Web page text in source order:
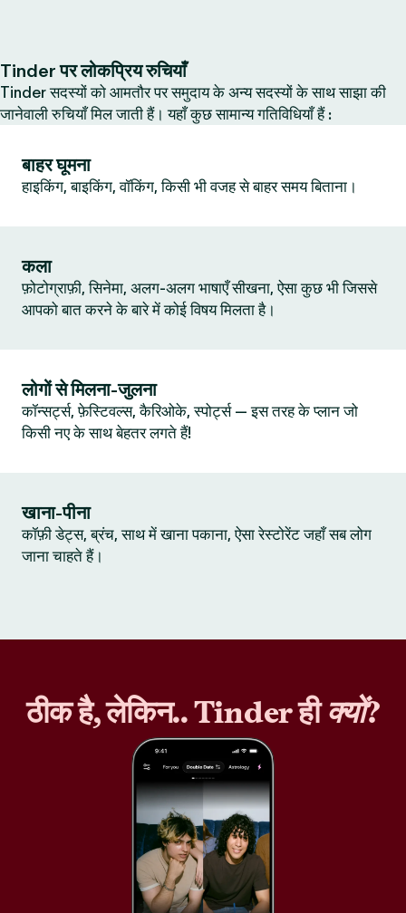
Tinder पर लोकप्रिय रुचियाँ
Tinder सदस्यों को आमतौर पर समुदाय के अन्य सदस्यों के साथ साझा की
जानेवाली रुचियाँ मिल जाती हैं। यहाँ कुछ सामान्य गतिविधियाँ हैं :
बाहर घूमना
हाइकिंग, बाइकिंग, वॉकिंग, किसी भी वजह से बाहर समय बिताना।
कला
फ़ोटोग्राफ़ी, सिनेमा, अलग-अलग भाषाएँ सीखना, ऐसा कुछ भी जिससे
आपको बात करने के बारे में कोई विषय मिलता है।
लोगों से मिलना-जुलना
कॉन्सर्ट्स, फ़ेस्टिवल्स, कैरिओके, स्पोर्ट्स — इस तरह के प्लान जो
किसी नए के साथ बेहतर लगते हैं!
खाना-पीना
कॉफ़ी डेट्स, ब्रंच, साथ में खाना पकाना, ऐसा रेस्टोरेंट जहाँ सब लोग
जाना चाहते हैं।
ठीक है, लेकिन.. Tinder हीक्यों?